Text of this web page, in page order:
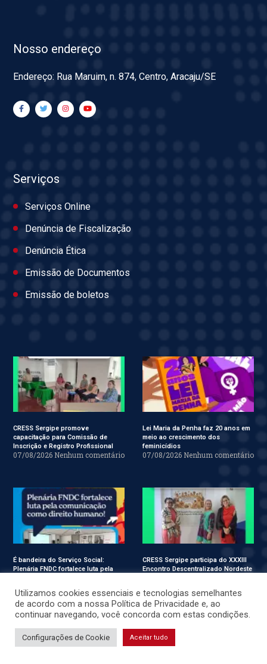
Nosso endereço
Endereço: Rua Maruim, n. 874, Centro, Aracaju/SE
Serviços
Serviços Online
Denúncia de Fiscalização
Denúncia Ética
Emissão de Documentos
Emissão de boletos
CRESS Sergipe promove
capacitação para Comissão de
Inscrição e Registro Profissional
07/08/2026 Nenhum comentário
Lei Maria da Penha faz 20 anos em
meio ao crescimento dos
feminicídios
07/08/2026 Nenhum comentário
É bandeira do Serviço Social:
Plenária FNDC fortalece luta pela
CRESS Sergipe participa do XXXIII
Encontro Descentralizado Nordeste
Utilizamos cookies essenciais e tecnologias semelhantes
de acordo com a nossa Política de Privacidade e, ao
continuar navegando, você concorda com estas condições.
Configurações de Cookie Aceitar tudo